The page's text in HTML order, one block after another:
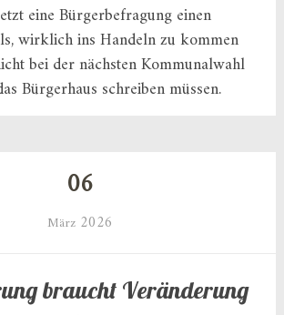
eine Bürgerbefragung einen
wirklich ins Handeln zu kommen
bei der nächsten Kommunalwahl
Bürgerhaus schreiben müssen.
06
März 2026
braucht Veränderung